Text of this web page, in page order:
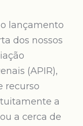
lançamento
dos nossos
(APIR),
recurso
a
a cerca de